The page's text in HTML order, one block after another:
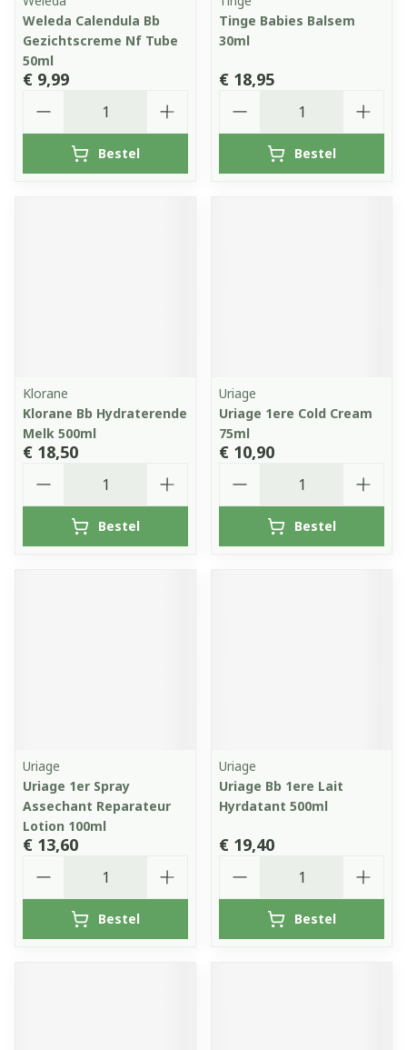
Weleda Calendula Bb
Gezichtscreme Nf Tube
50ml
€ 9,99
Bestel
Tinge Babies Balsem
30ml
€ 18,95
Bestel
Klorane
Klorane Bb Hydraterende
Melk 500ml
€ 18,50
Bestel
Uriage
Uriage 1ere Cold Cream
75ml
€ 10,90
Bestel
Uriage
Uriage 1er Spray
Assechant Reparateur
Lotion 100ml
€ 13,60
Bestel
Uriage
Uriage Bb 1ere Lait
Hyrdatant 500ml
€ 19,40
Bestel